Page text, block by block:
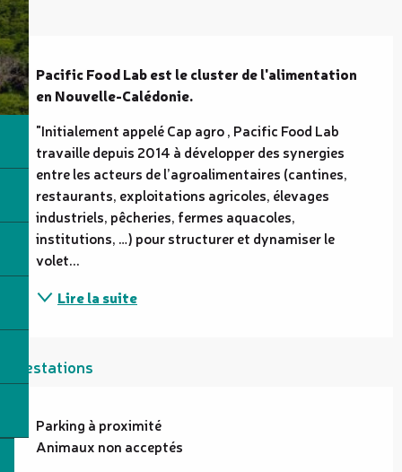
Description
Pacific Food Lab est le cluster de l'alimentation
en Nouvelle-Calédonie.
"Initialement appelé Cap agro , Pacific Food Lab
travaille depuis 2014 à développer des synergies
entre les acteurs de l’agroalimentaires (cantines,
restaurants, exploitations agricoles, élevages
industriels, pêcheries, fermes aquacoles,
institutions, …) pour structurer et dynamiser le
volet...
Lire la suite
Prestations
Parking à proximité
Animaux non acceptés